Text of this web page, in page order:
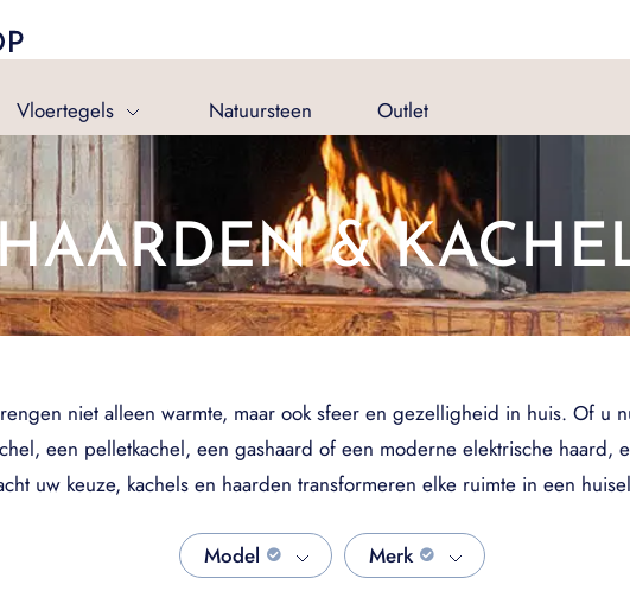
Vloertegels Natuursteen Outlet
&
niet alleen warmte, maar ook sfeer en gezelligheid in huis. Of u
een pelletkachel, een gashaard of een moderne elektrische
uw keuze, kachels en haarden transformeren elke ruimte in een
Model Merk